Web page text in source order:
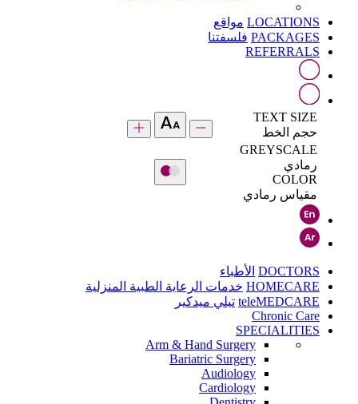
LOCATIONS مواقع
PACKAGES فلسفتنا
REFERRALS
TEXT SIZE
حجم الخط
GREYSCALE
رمادي
COLOR
مقياس رمادي
DOCTORS الأطباء
HOMECARE خدمات الرعاية الطبية المنزلية
teleMEDCARE تيلي ميدكير
Chronic Care
SPECIALITIES
Arm & Hand Surgery
Bariatric Surgery
Audiology
Cardiology